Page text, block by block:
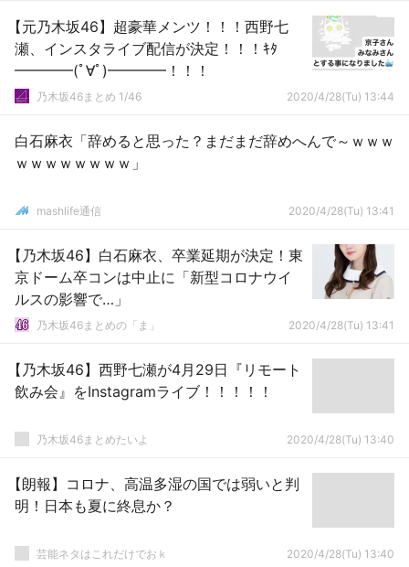
【元乃木坂46】超豪華メンツ！！！西野七
瀬、インスタライブ配信が決定！！！ｷﾀ
━━━━(ﾟ∀ﾟ)━━━━！！！
乃木坂46まとめ 1/46 2020/4/28(Tu) 13:44
白石麻衣「辞めると思った？まだまだ辞めへんで～ｗｗｗ
ｗｗｗｗｗｗｗｗ」
mashlife通信 2020/4/28(Tu) 13:41
【乃木坂46】白石麻衣、卒業延期が決定！東
京ドーム卒コンは中止に「新型コロナウイ
ルスの影響で…」
乃木坂46まとめの「ま」 2020/4/28(Tu) 13:41
【乃木坂46】西野七瀬が4月29日『リモート
飲み会』をInstagramライブ！！！！！
乃木坂46まとめたいよ 2020/4/28(Tu) 13:40
【朗報】コロナ、高温多湿の国では弱いと判
明！日本も夏に終息か？
芸能ネタはこれだけでおｋ 2020/4/28(Tu) 13:40